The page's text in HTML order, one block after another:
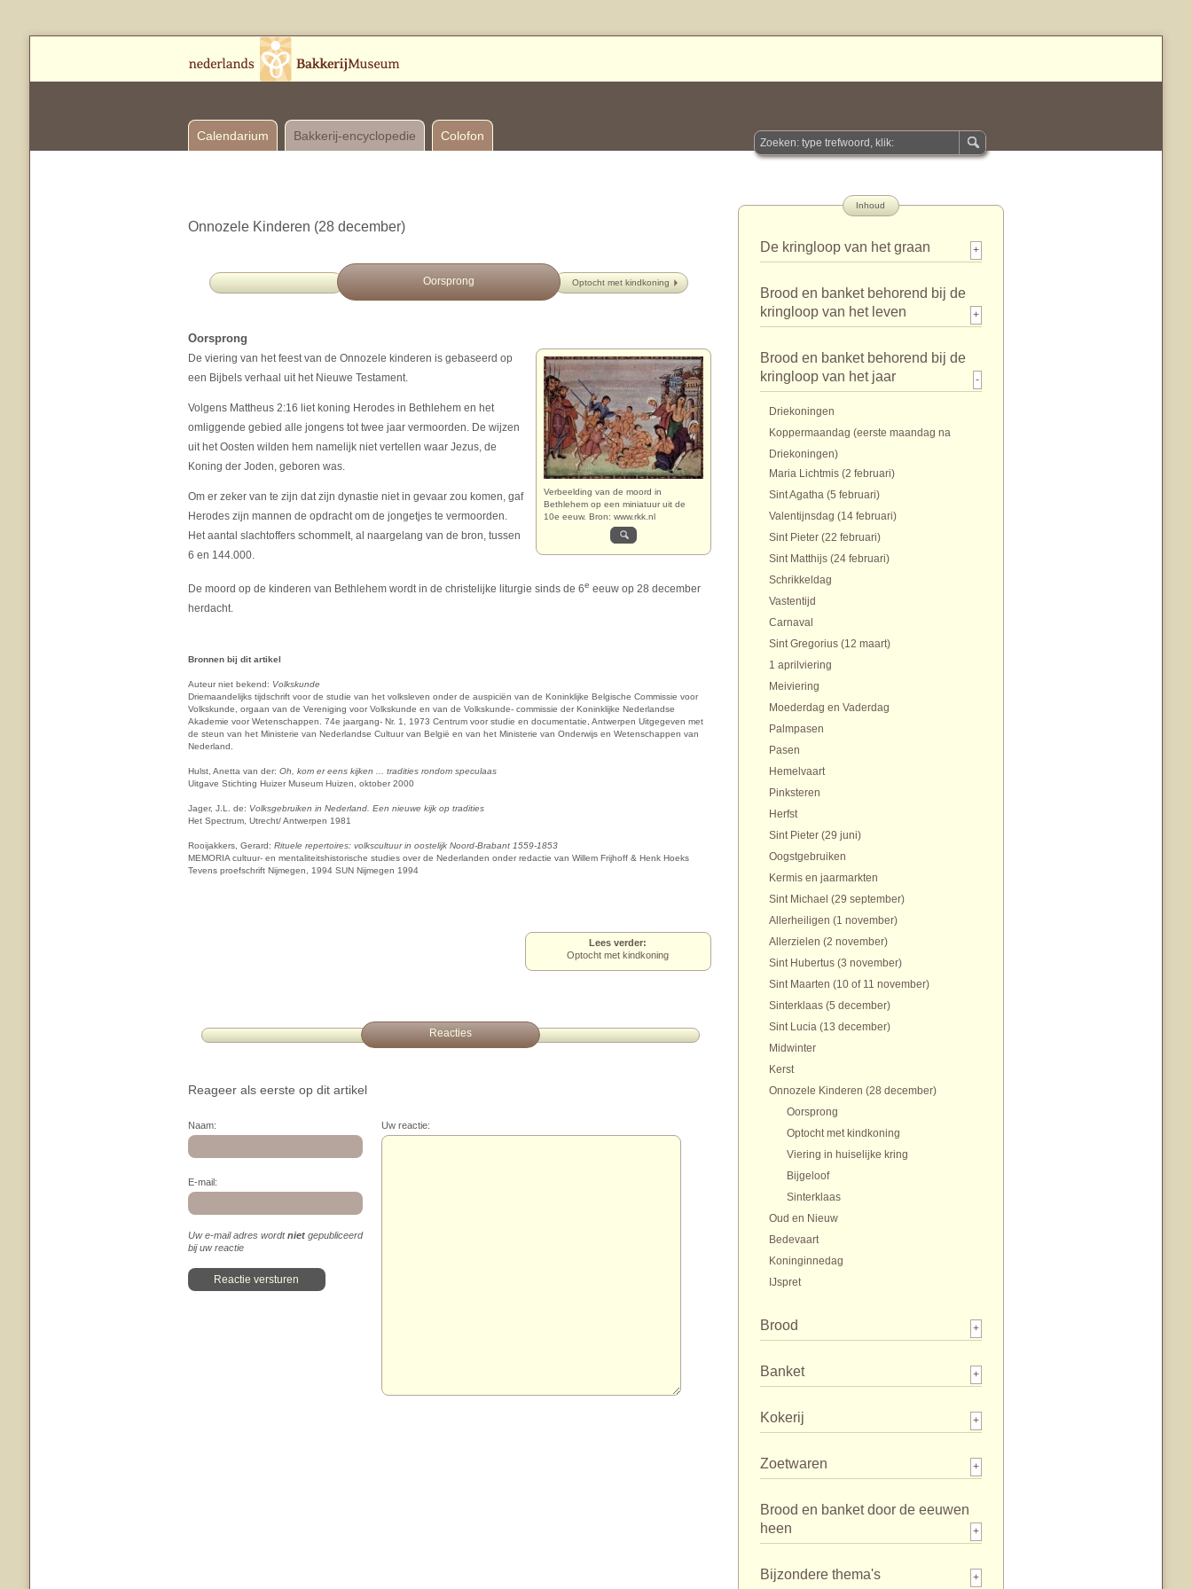
Calendarium Bakkerij-encyclopedie Colofon
Onnozele Kinderen (28 december)
Optocht met kindkoning
Oorsprong
Oorsprong
Verbeelding van de moord in
Bethlehem op een miniatuur uit de
10e eeuw. Bron: www.rkk.nl
De viering van het feest van de Onnozele kinderen is gebaseerd op
een Bijbels verhaal uit het Nieuwe Testament.
Volgens Mattheus 2:16 liet koning Herodes in Bethlehem en het
omliggende gebied alle jongens tot twee jaar vermoorden. De wijzen
uit het Oosten wilden hem namelijk niet vertellen waar Jezus, de
Koning der Joden, geboren was.
Om er zeker van te zijn dat zijn dynastie niet in gevaar zou komen, gaf
Herodes zijn mannen de opdracht om de jongetjes te vermoorden.
Het aantal slachtoffers schommelt, al naargelang van de bron, tussen
6 en 144.000.
De moord op de kinderen van Bethlehem wordt in de christelijke liturgie sinds de 6e eeuw op 28 december
herdacht.
Bronnen bij dit artikel
Auteur niet bekend: Volkskunde
Driemaandelijks tijdschrift voor de studie van het volksleven onder de auspiciën van de Koninklijke Belgische Commissie voor
Volkskunde, orgaan van de Vereniging voor Volkskunde en van de Volkskunde- commissie der Koninklijke Nederlandse
Akademie voor Wetenschappen. 74e jaargang- Nr. 1, 1973 Centrum voor studie en documentatie, Antwerpen Uitgegeven met
de steun van het Ministerie van Nederlandse Cultuur van België en van het Ministerie van Onderwijs en Wetenschappen van
Nederland.
Hulst, Anetta van der: Oh, kom er eens kijken ... tradities rondom speculaas
Uitgave Stichting Huizer Museum Huizen, oktober 2000
Jager, J.L. de: Volksgebruiken in Nederland. Een nieuwe kijk op tradities
Het Spectrum, Utrecht/ Antwerpen 1981
Rooijakkers, Gerard: Rituele repertoires: volkscultuur in oostelijk Noord-Brabant 1559-1853
MEMORIA cultuur- en mentaliteitshistorische studies over de Nederlanden onder redactie van Willem Frijhoff & Henk Hoeks
Tevens proefschrift Nijmegen, 1994 SUN Nijmegen 1994
Lees verder:
Optocht met kindkoning
Reacties
Reageer als eerste op dit artikel
Naam:
E-mail:
Uw e-mail adres wordtnietgepubliceerd
bij uw reactie
Uw reactie:
Inhoud
De kringloop van het graan +
Brood en banket behorend bij de
kringloop van het leven
+
Brood en banket behorend bij de
kringloop van het jaar
-
Driekoningen
Koppermaandag (eerste maandag na
Driekoningen)
Maria Lichtmis (2 februari)
Sint Agatha (5 februari)
Valentijnsdag (14 februari)
Sint Pieter (22 februari)
Sint Matthijs (24 februari)
Schrikkeldag
Vastentijd
Carnaval
Sint Gregorius (12 maart)
1 aprilviering
Meiviering
Moederdag en Vaderdag
Palmpasen
Pasen
Hemelvaart
Pinksteren
Herfst
Sint Pieter (29 juni)
Oogstgebruiken
Kermis en jaarmarkten
Sint Michael (29 september)
Allerheiligen (1 november)
Allerzielen (2 november)
Sint Hubertus (3 november)
Sint Maarten (10 of 11 november)
Sinterklaas (5 december)
Sint Lucia (13 december)
Midwinter
Kerst
Onnozele Kinderen (28 december)
Oorsprong
Optocht met kindkoning
Viering in huiselijke kring
Bijgeloof
Sinterklaas
Oud en Nieuw
Bedevaart
Koninginnedag
IJspret
Brood +
Banket +
Kokerij +
Zoetwaren +
Brood en banket door de eeuwen
heen
+
Bijzondere thema's +